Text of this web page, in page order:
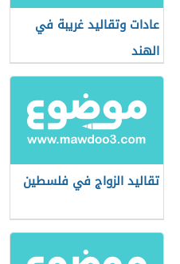
عادات وتقاليد غريبة في
الهند
تقاليد الزواج في فلسطين